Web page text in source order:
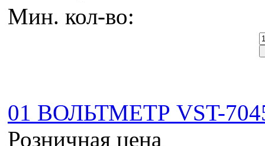
Мин. кол-во:
01 ВОЛЬТМЕТР VST-
Розничная цена